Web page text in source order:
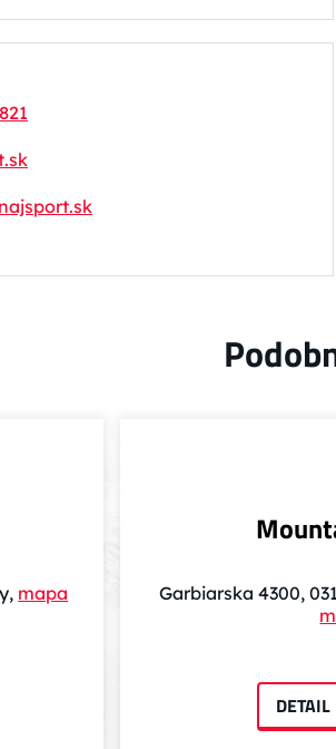
mapa
Garbiarska 4300,
DETAIL